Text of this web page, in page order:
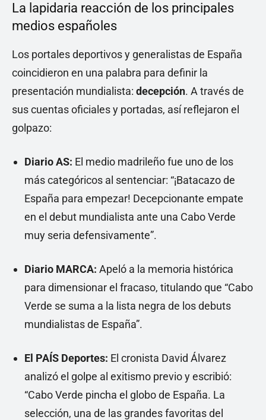
La lapidaria reacción de los principales
medios españoles
Los portales deportivos y generalistas de España
coincidieron en una palabra para definir la
presentación mundialista: decepción. A través de
sus cuentas oficiales y portadas, así reflejaron el
golpazo:
Diario AS: El medio madrileño fue uno de los
más categóricos al sentenciar: “¡Batacazo de
España para empezar! Decepcionante empate
en el debut mundialista ante una Cabo Verde
muy seria defensivamente”.
Diario MARCA: Apeló a la memoria histórica
para dimensionar el fracaso, titulando que “Cabo
Verde se suma a la lista negra de los debuts
mundialistas de España”.
El PAÍS Deportes: El cronista David Álvarez
analizó el golpe al exitismo previo y escribió:
“Cabo Verde pincha el globo de España. La
selección, una de las grandes favoritas del